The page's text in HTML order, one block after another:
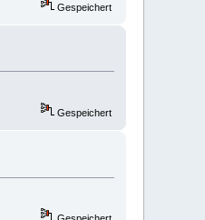
Gespeichert
Gespeichert